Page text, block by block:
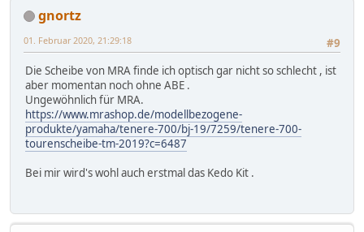
gnortz
#9
01. Februar 2020, 21:29:18
Die Scheibe von MRA finde ich optisch gar nicht so schlecht , ist
aber momentan noch ohne ABE .
Ungewöhnlich für MRA.
https://www.mrashop.de/modellbezogene-
produkte/yamaha/tenere-700/bj-19/7259/tenere-700-
tourenscheibe-tm-2019?c=6487
Bei mir wird's wohl auch erstmal das Kedo Kit .